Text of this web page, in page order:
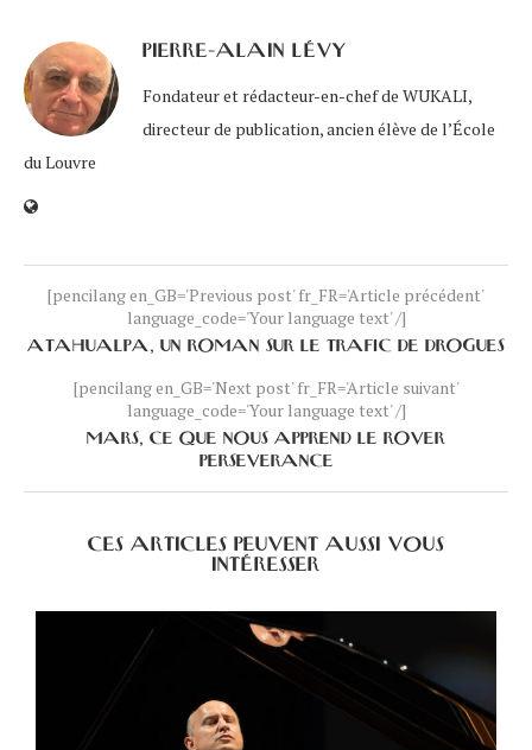
PIERRE-ALAIN LÉVY
Fondateur et rédacteur-en-chef de WUKALI,
directeur de publication, ancien élève de l’École
du Louvre
[pencilang en_GB='Previous post' fr_FR='Article précédent'
language_code='Your language text' /]
ATAHUALPA, UN ROMAN SUR LE TRAFIC DE DROGUES
[pencilang en_GB='Next post' fr_FR='Article suivant'
language_code='Your language text' /]
MARS, CE QUE NOUS APPREND LE ROVER
PERSEVERANCE
CES ARTICLES PEUVENT AUSSI VOUS
INTÉRESSER